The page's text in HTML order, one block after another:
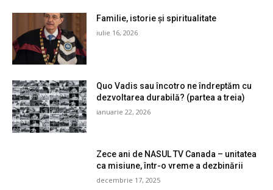
Familie, istorie și spiritualitate
iulie 16, 2026
Quo Vadis sau încotro ne îndreptăm cu
dezvoltarea durabilă? (partea a treia)
ianuarie 22, 2026
Zece ani de NASUL TV Canada – unitatea
ca misiune, într-o vreme a dezbinării
decembrie 17, 2025